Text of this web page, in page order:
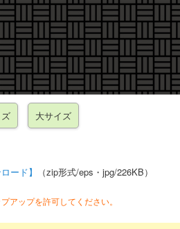
ード】 （zip形式/eps・jpg/226KB）
アップを許可してください。